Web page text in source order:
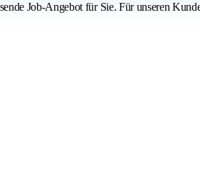
Job-Angebot für Sie. Für unseren